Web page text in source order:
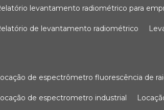
relatório levantamento radiométrico para
relatório de levantamento radiométrico
locação de espectrômetro fluorescência de
locação de espectrometro industrial